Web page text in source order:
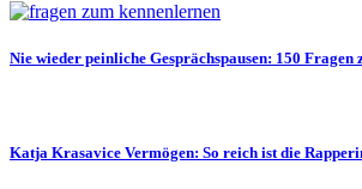
Nie wieder peinliche Gesprächspausen: 150 Fragen
Katja Krasavice Vermögen: So reich ist die